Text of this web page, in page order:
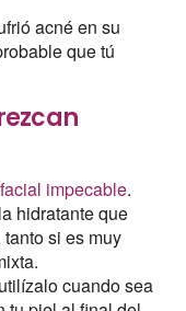
acné en su
que tú
impecable.
hidratante que
si es muy
cuando sea